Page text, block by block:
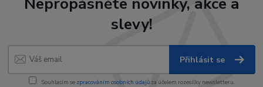
slevy!
Přihlásit se
Souhlasím se zpracováním osobních údajůza účelem rozesílky newsletteru.